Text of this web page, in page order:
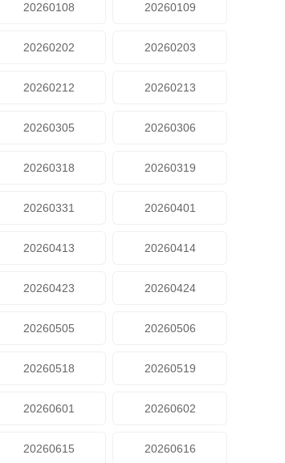
20260108 20260109
20260202 20260203
20260212 20260213
20260305 20260306
20260318 20260319
20260331 20260401
20260413 20260414
20260423 20260424
20260505 20260506
20260518 20260519
20260601 20260602
20260615 20260616